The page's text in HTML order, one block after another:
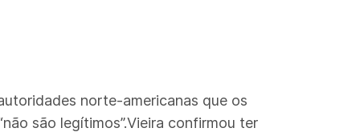
norte-americanas que os
são legítimos”.Vieira confirmou ter